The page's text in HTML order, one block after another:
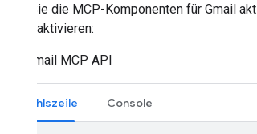
Damit Sie die MCP-Komponenten für Gmail
Projekt aktivieren:
Gmail MCP API
Befehlszeile Console